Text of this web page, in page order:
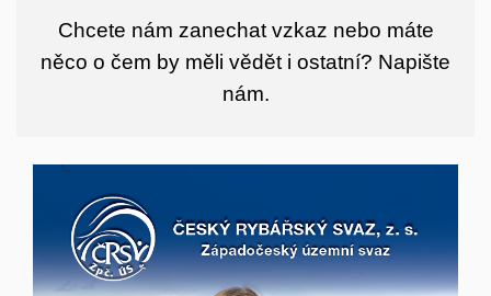
Chcete nám zanechat vzkaz nebo máte
něco o čem by měli vědět i ostatní? Napište
nám.